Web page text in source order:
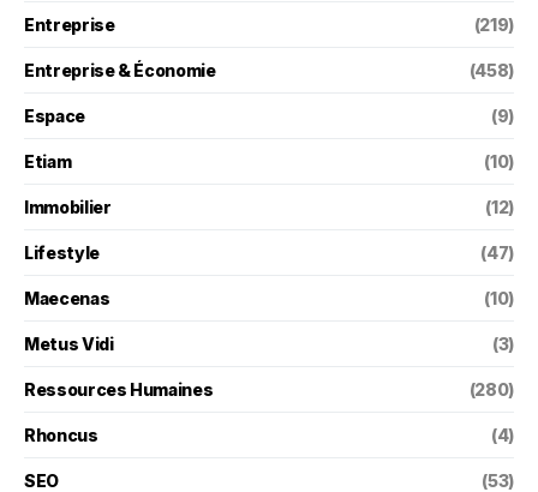
Entreprise (219)
Entreprise & Économie (458)
Espace (9)
Etiam (10)
Immobilier (12)
Lifestyle (47)
Maecenas (10)
Metus Vidi (3)
Ressources Humaines (280)
Rhoncus (4)
SEO (53)